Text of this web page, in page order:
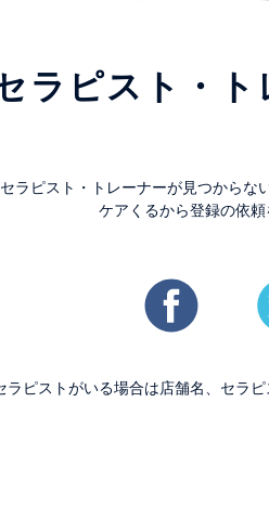
ラピスト・
ラピスト・トレーナーが見つからな
ケアくるから登録の依頼
ラピストがいる場合は店舗名、セラ